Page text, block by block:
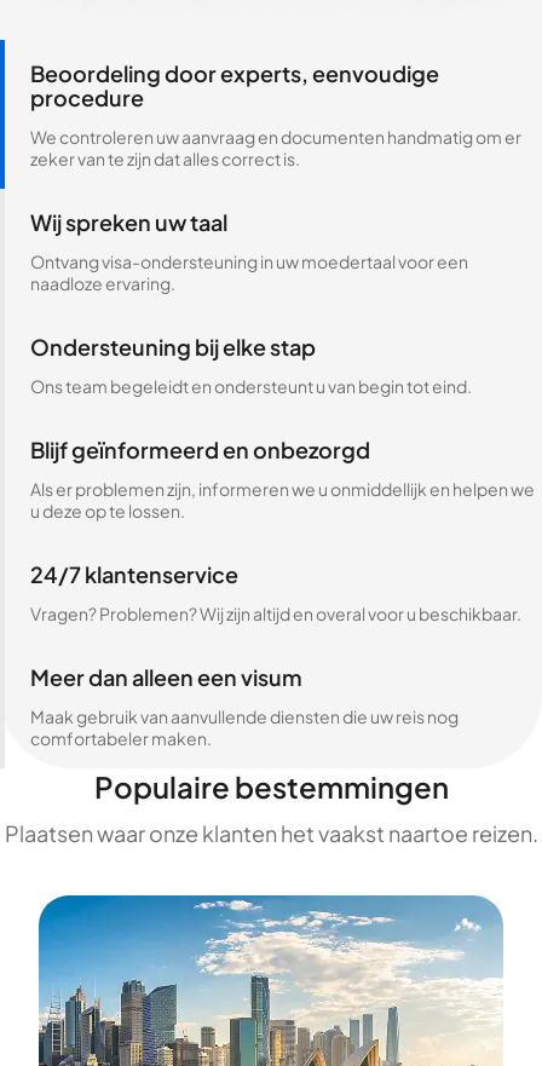
Beoordeling door experts, eenvoudige
procedure
We controleren uw aanvraag en documenten handmatig om er
zeker van te zijn dat alles correct is.
Wij spreken uw taal
Ontvang visa-ondersteuning in uw moedertaal voor een
naadloze ervaring.
Ondersteuning bij elke stap
Ons team begeleidt en ondersteunt u van begin tot eind.
Blijf geïnformeerd en onbezorgd
Als er problemen zijn, informeren we u onmiddellijk en helpen we
u deze op te lossen.
24/7 klantenservice
Vragen? Problemen? Wij zijn altijd en overal voor u beschikbaar.
Meer dan alleen een visum
Maak gebruik van aanvullende diensten die uw reis nog
comfortabeler maken.
Populaire bestemmingen
Plaatsen waar onze klanten het vaakst naartoe reizen.